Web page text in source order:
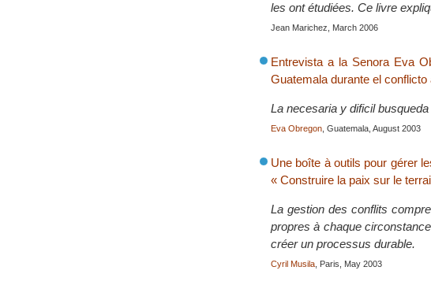
les ont étudiées. Ce livre
Jean Marichez, March 2006
Entrevista a la Senora Eva
Guatemala durante el conflicto
La necesaria y dificil
Eva Obregon , Guatemala, August 2003
Une boîte à outils pour gérer
« Construire la paix sur le
La gestion des conflits
propres à chaque
créer un processus durable.
Cyril Musila , Paris, May 2003